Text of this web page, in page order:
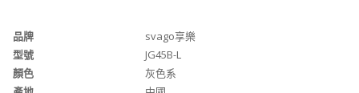
品牌
svago享樂
型號
JG45B-L
顏色
灰色系